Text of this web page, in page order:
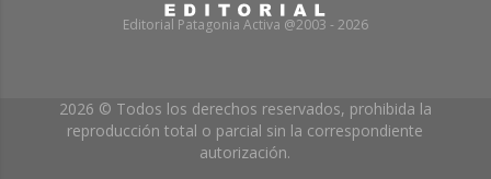
Editorial Patagonia Activa @2003 - 2026
2026 © Todos los derechos reservados, prohibida la
reproducción total o parcial sin la correspondiente
autorización.